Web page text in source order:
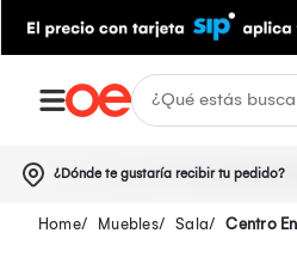
¿Dónde te gustaría recibir tu pedido?
Muebles Sala Centro